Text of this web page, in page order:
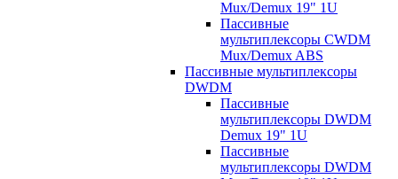
Mux/Demux 19" 1U
Пассивные
мультиплексоры CWDM
Mux/Demux ABS
Пассивные мультиплексоры
DWDM
Пассивные
мультиплексоры DWDM
Demux 19" 1U
Пассивные
мультиплексоры DWDM